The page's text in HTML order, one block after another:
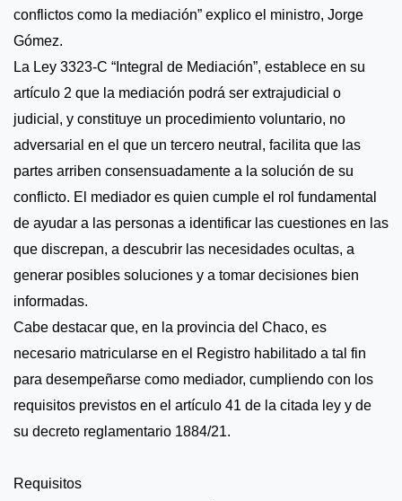
conflictos como la mediación” explico el ministro, Jorge
Gómez.
La Ley 3323-C “Integral de Mediación”, establece en su
artículo 2 que la mediación podrá ser extrajudicial o
judicial, y constituye un procedimiento voluntario, no
adversarial en el que un tercero neutral, facilita que las
partes arriben consensuadamente a la solución de su
conflicto. El mediador es quien cumple el rol fundamental
de ayudar a las personas a identificar las cuestiones en las
que discrepan, a descubrir las necesidades ocultas, a
generar posibles soluciones y a tomar decisiones bien
informadas.
Cabe destacar que, en la provincia del Chaco, es
necesario matricularse en el Registro habilitado a tal fin
para desempeñarse como mediador, cumpliendo con los
requisitos previstos en el artículo 41 de la citada ley y de
su decreto reglamentario 1884/21.
Requisitos